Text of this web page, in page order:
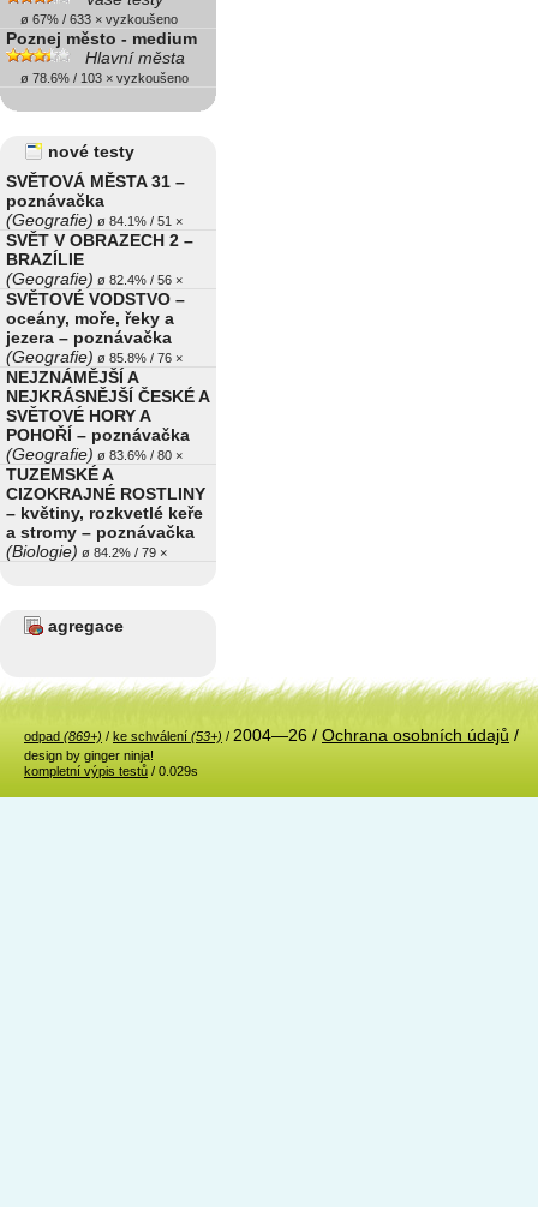
ø 67% / 633 × vyzkoušeno
Poznej město - medium
Hlavní města
ø 78.6% / 103 × vyzkoušeno
nové testy
SVĚTOVÁ MĚSTA 31 –
poznávačka
(Geografie) ø 84.1% / 51 ×
SVĚT V OBRAZECH 2 –
BRAZÍLIE
(Geografie) ø 82.4% / 56 ×
SVĚTOVÉ VODSTVO –
oceány, moře, řeky a
jezera – poznávačka
(Geografie) ø 85.8% / 76 ×
NEJZNÁMĚJŠÍ A
NEJKRÁSNĚJŠÍ ČESKÉ A
SVĚTOVÉ HORY A
POHOŘÍ – poznávačka
(Geografie) ø 83.6% / 80 ×
TUZEMSKÉ A
CIZOKRAJNÉ ROSTLINY
– květiny, rozkvetlé keře
a stromy – poznávačka
(Biologie) ø 84.2% / 79 ×
agregace
odpad (869+) / ke schválení (53+) / 2004—26 / Ochrana osobních údajů /
design by ginger ninja!
kompletní výpis testů / 0.029s